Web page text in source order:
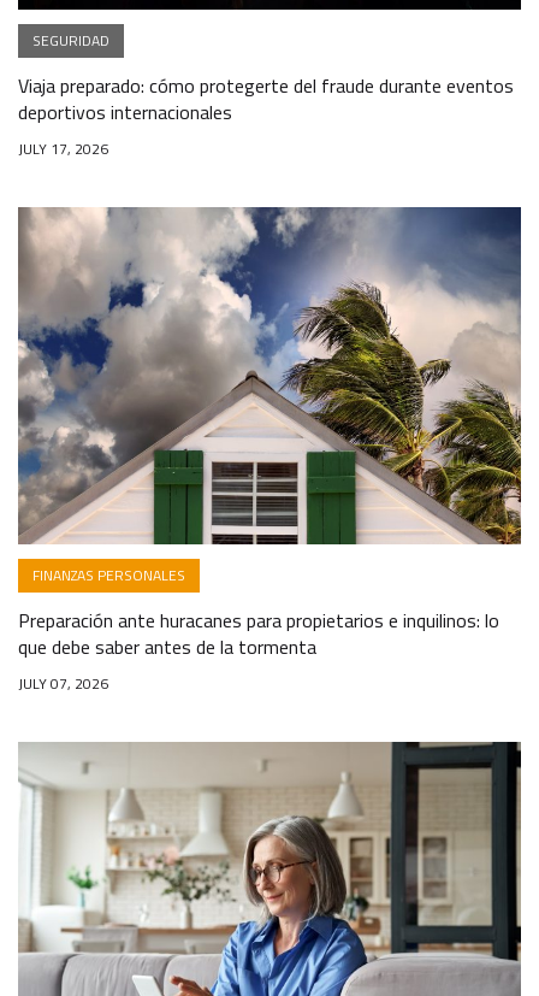
SEGURIDAD
Viaja preparado: cómo protegerte del fraude durante eventos
deportivos internacionales
JULY 17, 2026
FINANZAS PERSONALES
Preparación ante huracanes para propietarios e inquilinos: lo
que debe saber antes de la tormenta
JULY 07, 2026